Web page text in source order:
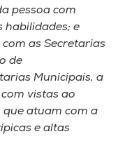
pessoa com
habilidades; e
as Secretarias
de
Municipais, a
vistas ao
atuam com a
e altas